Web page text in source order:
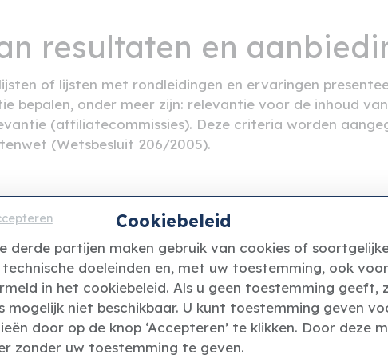
resultaten en
of lijsten met rondleidingen en ervaringen
bepalen, onder meer zijn: relevantie voor de inhoud
(affiliatecommissies). Deze criteria worden
(Wetsbesluit 206/2005).
enige communicatie met betrekking tot deze
contact-us
Cookiebeleid
derde partijen maken gebruik van cookies of
doeleinden en, met uw toestemming, ook
in het cookiebeleid. Als u geen toestemming geeft,
mogelijk niet beschikbaar. U kunt toestemming geven
door op de knop ‘Accepteren’ te klikken. Door deze
zonder uw toestemming te geven.